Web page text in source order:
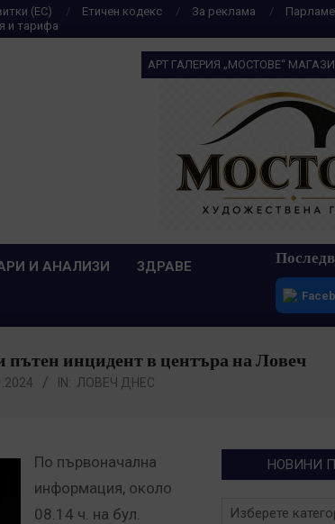
(ЕС) Етичен кодекс За реклама
и тарифа
АРТ ГАЛЕРИЯ „МОСТОВЕ“
И АНАЛИЗИ ЗДРАВЕ
пътен инцидент в центъра на Ловеч
IN: ЛОВЕЧ ДНЕС
По първоначална
информация, около
08.14 ч. на бул.
НОВИНИ
Новини